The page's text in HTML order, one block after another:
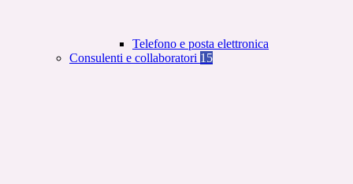
Telefono e posta elettronica
Consulenti e collaboratori 15